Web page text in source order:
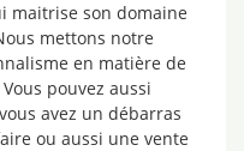
maitrise son domaine
mettons notre
en matière de
pouvez aussi
avez un débarras
ou aussi une vente